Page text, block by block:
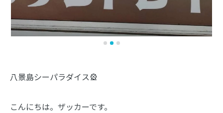
八景島シーパラダイス🎡
こんにちは。ザッカーです。